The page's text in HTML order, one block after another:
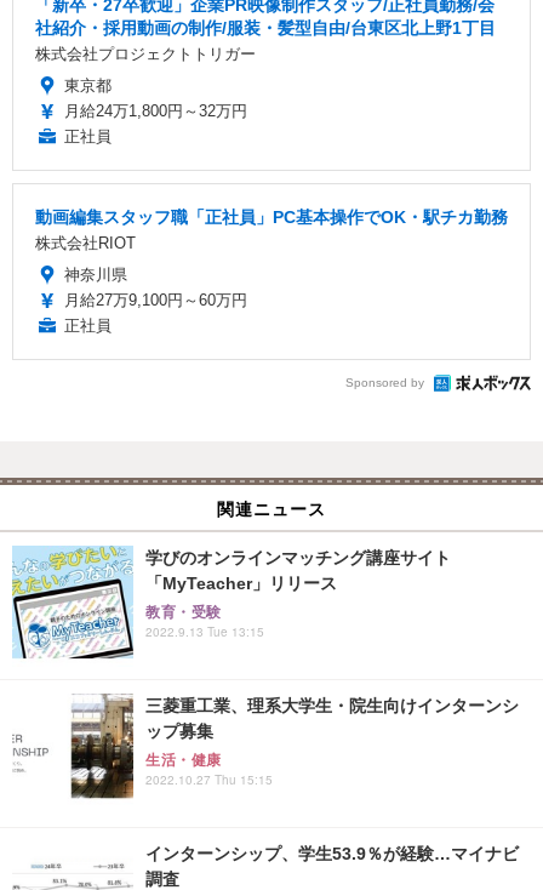
「新卒・27卒歓迎」企業PR映像制作スタッフ/正社員勤務/会
社紹介・採用動画の制作/服装・髪型自由/台東区北上野1丁目
株式会社プロジェクトトリガー
東京都
月給24万1,800円～32万円
正社員
動画編集スタッフ職「正社員」PC基本操作でOK・駅チカ勤務
株式会社RIOT
神奈川県
月給27万9,100円～60万円
正社員
Sponsored by
関連ニュース
学びのオンラインマッチング講座サイト
「MyTeacher」リリース
教育・受験
2022.9.13 Tue 13:15
三菱重工業、理系大学生・院生向けインターンシ
ップ募集
生活・健康
2022.10.27 Thu 15:15
インターンシップ、学生53.9％が経験…マイナビ
調査